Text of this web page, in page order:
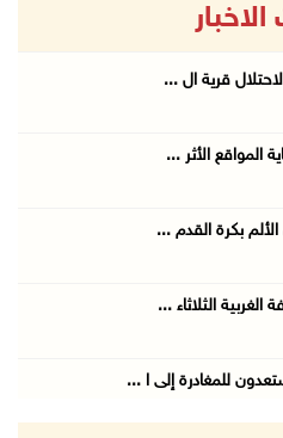
قرية ال ...
المواقع الأثر ...
بكرة القدم ...
الثلاثاء ...